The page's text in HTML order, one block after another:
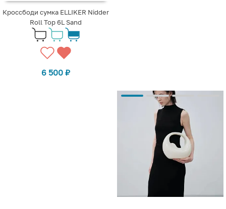
Кроссбоди сумка ELLIKER Nidder
Roll Top 6L Sand
6 500 ₽